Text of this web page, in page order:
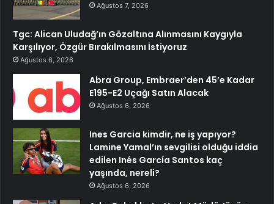
Ağustos 7, 2026
Tgc: Alican Uludağ’ın Gözaltına Alınmasını Kaygıyla
Karşılıyor, Özgür Bırakılmasını İstiyoruz
Ağustos 6, 2026
Abra Group, Embraer’den 45’e Kadar
E195-E2 Uçağı Satın Alacak
Ağustos 6, 2026
Ines Garcia kimdir, ne iş yapıyor?
Lamine Yamal’ın sevgilisi olduğu iddia
edilen Inés García Santos kaç
yaşında, nereli?
Ağustos 6, 2026